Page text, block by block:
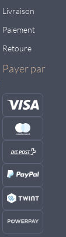
Livraison
Paiement
Retoure
Payer par